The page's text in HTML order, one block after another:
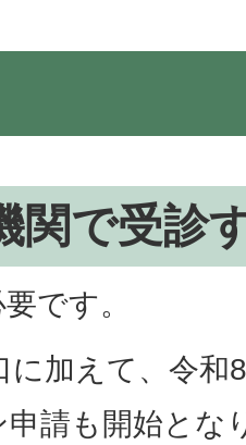
関で受診
です。
に加えて、令和
請も開始とな